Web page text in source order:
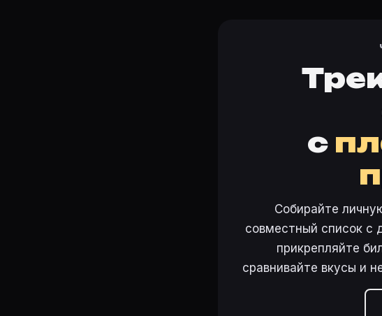
с
Собирайте
совместный список с
прикрепляйте
сравнивайте вкусы и